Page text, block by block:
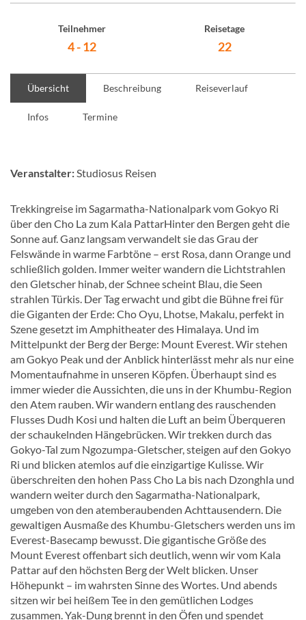
Teilnehmer
4 - 12
Reisetage
22
Übersicht Beschreibung Reiseverlauf
Infos Termine
Veranstalter:Studiosus Reisen
Trekkingreise im Sagarmatha-Nationalpark vom Gokyo Ri
über den Cho La zum Kala PattarHinter den Bergen geht die
Sonne auf. Ganz langsam verwandelt sie das Grau der
Felswände in warme Farbtöne – erst Rosa, dann Orange und
schließlich golden. Immer weiter wandern die Lichtstrahlen
den Gletscher hinab, der Schnee scheint Blau, die Seen
strahlen Türkis. Der Tag erwacht und gibt die Bühne frei für
die Giganten der Erde: Cho Oyu, Lhotse, Makalu, perfekt in
Szene gesetzt im Amphitheater des Himalaya. Und im
Mittelpunkt der Berg der Berge: Mount Everest. Wir stehen
am Gokyo Peak und der Anblick hinterlässt mehr als nur eine
Momentaufnahme in unseren Köpfen. Überhaupt sind es
immer wieder die Aussichten, die uns in der Khumbu-Region
den Atem rauben. Wir wandern entlang des rauschenden
Flusses Dudh Kosi und halten die Luft an beim Überqueren
der schaukelnden Hängebrücken. Wir trekken durch das
Gokyo-Tal zum Ngozumpa-Gletscher, steigen auf den Gokyo
Ri und blicken atemlos auf die einzigartige Kulisse. Wir
überschreiten den hohen Pass Cho La bis nach Dzonghla und
wandern weiter durch den Sagarmatha-Nationalpark,
umgeben von den atemberaubenden Achttausendern. Die
gewaltigen Ausmaße des Khumbu-Gletschers werden uns im
Everest-Basecamp bewusst. Die gigantische Größe des
Mount Everest offenbart sich deutlich, wenn wir vom Kala
Pattar auf den höchsten Berg der Welt blicken. Unser
Höhepunkt – im wahrsten Sinne des Wortes. Und abends
sitzen wir bei heißem Tee in den gemütlichen Lodges
zusammen. Yak-Dung brennt in den Öfen und spendet